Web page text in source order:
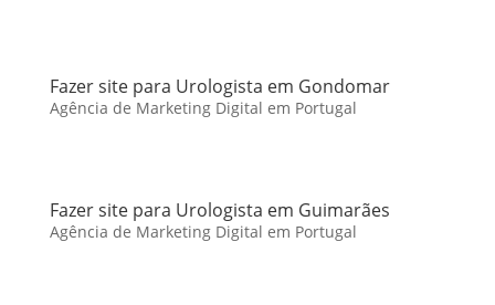
Fazer site para Urologista em Gondomar
Agência de Marketing Digital em Portugal
Fazer site para Urologista em Guimarães
Agência de Marketing Digital em Portugal